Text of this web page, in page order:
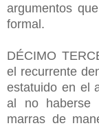
argumentos
formal.
DÉCIMO
el recurrente
estatuido en el
al no haberse
marras de